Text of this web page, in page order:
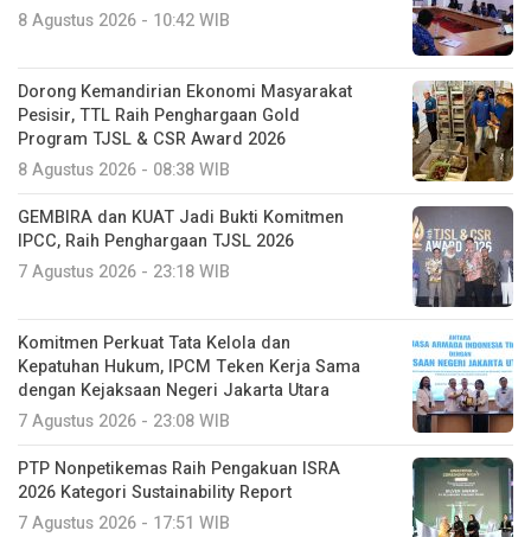
8 Agustus 2026 - 10:42 WIB
Dorong Kemandirian Ekonomi Masyarakat
Pesisir, TTL Raih Penghargaan Gold
Program TJSL & CSR Award 2026
8 Agustus 2026 - 08:38 WIB
GEMBIRA dan KUAT Jadi Bukti Komitmen
IPCC, Raih Penghargaan TJSL 2026
7 Agustus 2026 - 23:18 WIB
Komitmen Perkuat Tata Kelola dan
Kepatuhan Hukum, IPCM Teken Kerja Sama
dengan Kejaksaan Negeri Jakarta Utara
7 Agustus 2026 - 23:08 WIB
PTP Nonpetikemas Raih Pengakuan ISRA
2026 Kategori Sustainability Report
7 Agustus 2026 - 17:51 WIB